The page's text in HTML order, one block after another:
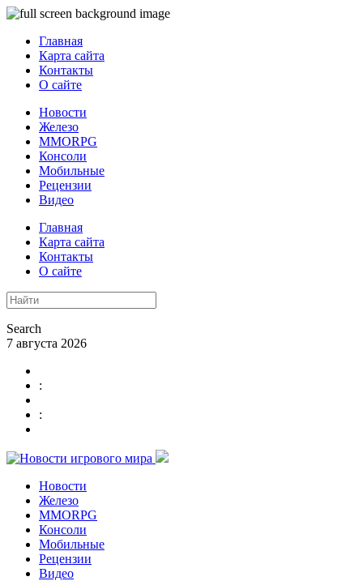
Главная
Карта сайта
Контакты
О сайте
Новости
Железо
MMORPG
Консоли
Мобильные
Рецензии
Видео
Главная
Карта сайта
Контакты
О сайте
Search
7 августа 2026
:
:
Новости
Железо
MMORPG
Консоли
Мобильные
Рецензии
Видео